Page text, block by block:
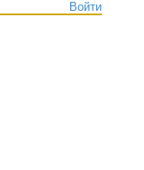
Войти